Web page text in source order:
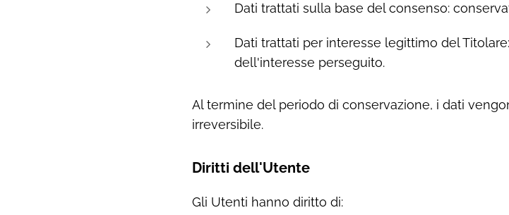
Dati trattati sulla base del consenso:
Dati trattati per interesse legittimo del
dell'interesse perseguito.
Al termine del periodo di conservazione, i dati
irreversibile.
Diritti dell'Utente
Gli Utenti hanno diritto di: